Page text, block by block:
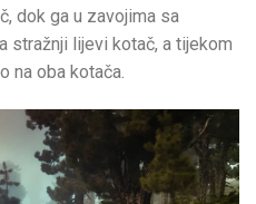
dok ga u zavojima sa
stražnji lijevi kotač, a tijekom
na oba kotača.